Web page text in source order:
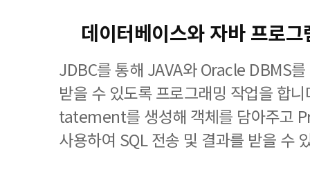
데이터베이스와 자바 프로그
JDBC를 통해 JAVA와 Oracle DBMS
받을 수 있도록 프로그래밍 작업을 합
tatement를 생성해 객체를 담아주고
사용하여 SQL 전송 및 결과를 받을 수